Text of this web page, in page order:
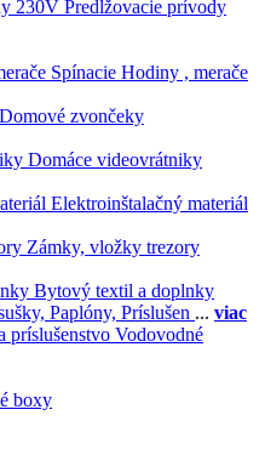
Predlžovacie prívody
Spínacie Hodiny , merače
Domové zvončeky
Domáce videovrátniky
Elektroinštalačný materiál
Zámky, vložky trezory
Bytový textil a doplnky
Paplóny, Príslušen ... viac
Vodovodné
boxy